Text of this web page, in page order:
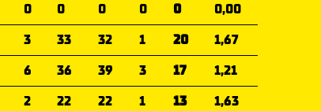
0 0 0 0 0
0,00
3 33 32 1 20
1,67
6 36 39 3 17
1,21
2 22 22 1 13
1,63